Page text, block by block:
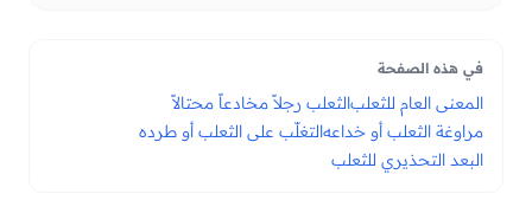
في هذه الصفحة
المعنى العام للثعلبالثعلب رجلاً مخادعاً محتالاً
مراوغة الثعلب أو خداعهالتغلّب على الثعلب أو طرده
البعد التحذيري للثعلب